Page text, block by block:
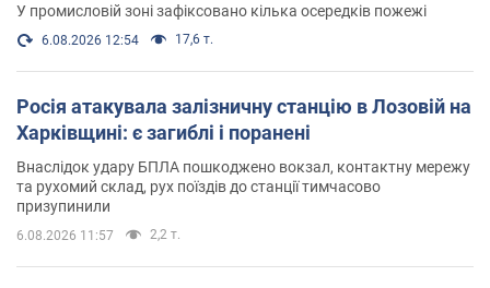
У промисловій зоні зафіксовано кілька осередків пожежі
6.08.2026 12:54 17,6 т.
Росія атакувала залізничну станцію в Лозовій на
Харківщині: є загиблі і поранені
Внаслідок удару БПЛА пошкоджено вокзал, контактну мережу
та рухомий склад, рух поїздів до станції тимчасово
призупинили
6.08.2026 11:57 2,2 т.